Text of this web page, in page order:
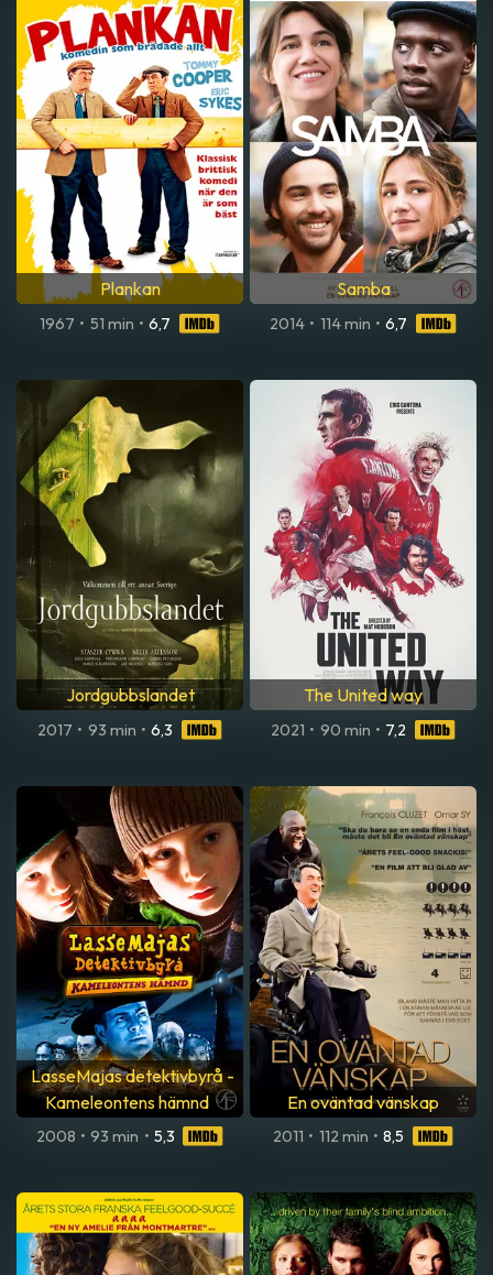
Plankan
1967 • 51 min • 6,7
Samba
2014 • 114 min • 6,7
Jordgubbslandet
2017 • 93 min • 6,3
The United way
2021 • 90 min • 7,2
LasseMajas detektivbyrå -
Kameleontens hämnd
2008 • 93 min • 5,3
En oväntad vänskap
2011 • 112 min • 8,5